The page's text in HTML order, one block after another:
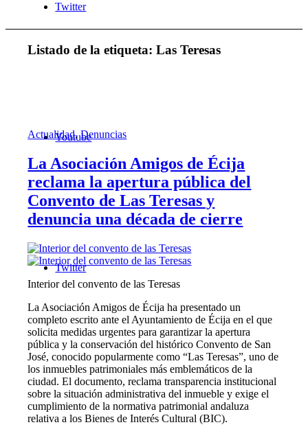
Twitter
Youtube
Twitter
Listado de la etiqueta:Las Teresas
Actualidad,Denuncias
La Asociación Amigos de Écija
reclama la apertura pública del
Convento de Las Teresas y
denuncia una década de cierre
Interior del convento de las Teresas
La Asociación Amigos de Écija ha presentado un
completo escrito ante el Ayuntamiento de Écija en el que
solicita medidas urgentes para garantizar la apertura
pública y la conservación del histórico Convento de San
José, conocido popularmente como “Las Teresas”, uno de
los inmuebles patrimoniales más emblemáticos de la
ciudad. El documento, reclama transparencia institucional
sobre la situación administrativa del inmueble y exige el
cumplimiento de la normativa patrimonial andaluza
relativa a los Bienes de Interés Cultural (BIC).